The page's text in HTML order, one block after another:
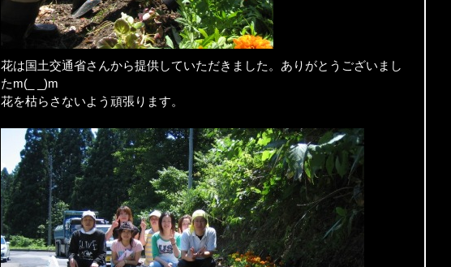
花は国土交通省さんから提供していただきました。ありがとうございまし
たm(_ _)m
花を枯らさないよう頑張ります。